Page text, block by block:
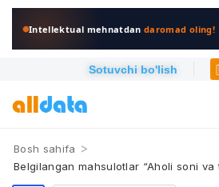
Intellektual mehnatdandaromad oling!
Sotuvchi bo'lish
Bosh sahifa >
Belgilangan mahsulotlar “Aholi soni va